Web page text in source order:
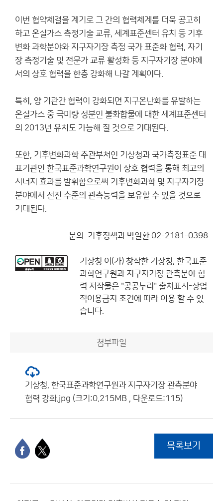
이번 협약체결을 계기로 그 간의 협력체계를 더욱 공고히
하고 온실가스 측정기술 교류, 세계표준센터 유치 등 기후
변화 과학분야와 지구자기장 측정 국가 표준화 협력, 자기
장 측정기술 및 전문가 교류 활성화 등 지구자기장 분야에
서의 상호 협력을 한층 강화해 나갈 계획이다.
특히, 양 기관간 협력이 강화되면 지구온난화를 유발하는
온실가스 중 극미량 성분인 불화합물에 대한 세계표준센터
의 2013년 유치도 가능해 질 것으로 기대된다.
또한, 기후변화과학 주관부처인 기상청과 국가측정표준 대
표기관인 한국표준과학연구원이 상호 협력을 통해 최고의
시너지 효과를 발휘함으로써 기후변화과학 및 지구자기장
분야에서 선진 수준의 관측능력을 보유할 수 있을 것으로
기대된다.
문의 기후정책과 박일환 02-2181-0398
기상청 이(가) 창작한 기상청, 한국표준
과학연구원과 지구자기장 관측분야 협
력 저작물은 "공공누리" 출처표시-상업
적이용금지 조건에 따라 이용 할 수 있
습니다.
첨부파일
기상청, 한국표준과학연구원과 지구자기장 관측분야
협력 강화.jpg (크기:0.215MB , 다운로드:115)
목록보기